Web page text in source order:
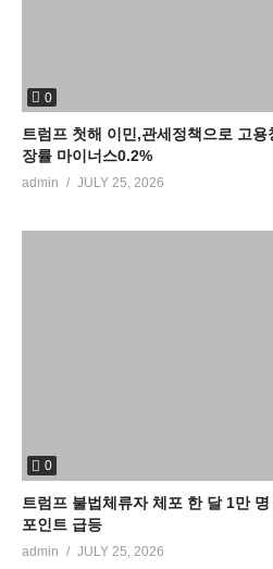
0
트럼프 첫해 이민,관세정책으로 고
장률 마이너스0.2%
admin JULY 25, 2026
0
트럼프 불법체류자 체포 한 달 1만
포인트 급등
admin JULY 25, 2026